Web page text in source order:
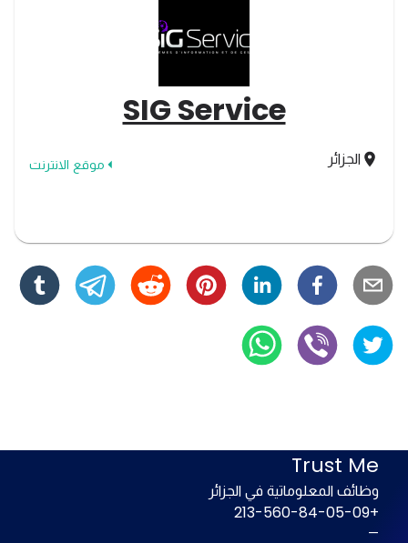
SIG Service
الجزائر موقع الانترنت
Trust Me
وظائف المعلوماتية في الجزائر
+213-560-84-05-09
—